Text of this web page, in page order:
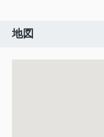
地図